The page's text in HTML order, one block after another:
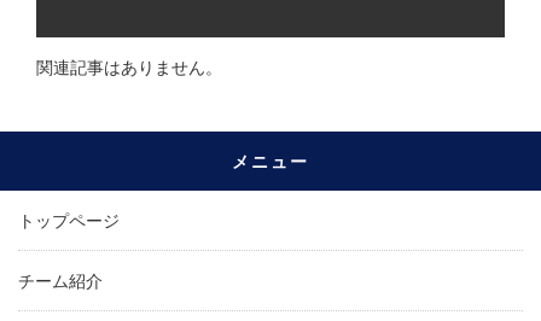
関連記事はありません。
メニュー
トップページ
チーム紹介